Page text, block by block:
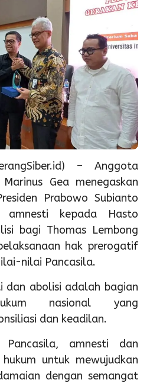
– Anggota
Gea menegaskan
Prabowo Subianto
amnesti kepada Hasto
bagi Thomas Lembong
hak prerogatif
nilai Pancasila.
dan abolisi adalah bagian
nasional yang
dan keadilan.
Pancasila, amnesti dan
untuk mewujudkan
dengan semangat